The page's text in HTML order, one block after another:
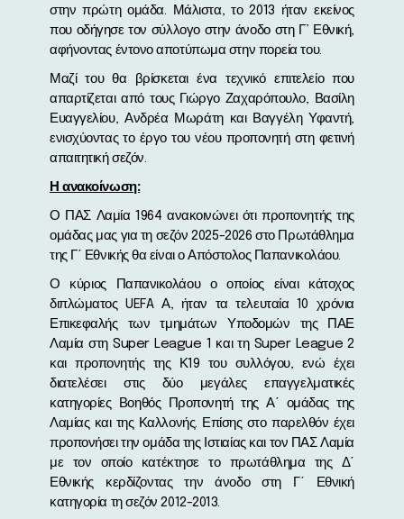
στην πρώτη ομάδα. Μάλιστα, το 2013 ήταν εκείνος
που οδήγησε τον σύλλογο στην άνοδο στη Γ’ Εθνική,
αφήνοντας έντονο αποτύπωμα στην πορεία του.
Μαζί του θα βρίσκεται ένα τεχνικό επιτελείο που
απαρτίζεται από τους Γιώργο Ζαχαρόπουλο, Βασίλη
Ευαγγελίου, Ανδρέα Μωράτη και Βαγγέλη Υφαντή,
ενισχύοντας το έργο του νέου προπονητή στη φετινή
απαιτητική σεζόν.
Η ανακοίνωση:
Ο ΠΑΣ Λαμία 1964 ανακοινώνει ότι προπονητής της
ομάδας μας για τη σεζόν 2025-2026 στο Πρωτάθλημα
της Γ΄ Εθνικής θα είναι ο Απόστολος Παπανικολάου.
Ο κύριος Παπανικολάου ο οποίος είναι κάτοχος
διπλώματος UEFA Α, ήταν τα τελευταία 10 χρόνια
Επικεφαλής των τμημάτων Υποδομών της ΠΑΕ
Λαμία στη Super League 1 και τη Super League 2
και προπονητής της Κ19 του συλλόγου, ενώ έχει
διατελέσει στις δύο μεγάλες επαγγελματικές
κατηγορίες Βοηθός Προπονητή της Α΄ ομάδας της
Λαμίας και της Καλλονής. Επίσης στο παρελθόν έχει
προπονήσει την ομάδα της Ιστιαίας και τον ΠΑΣ Λαμία
με τον οποίο κατέκτησε το πρωτάθλημα της Δ΄
Εθνικής κερδίζοντας την άνοδο στη Γ΄ Εθνική
κατηγορία τη σεζόν 2012-2013.